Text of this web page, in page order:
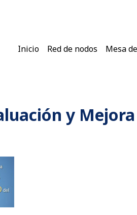
Main navigation
Inicio Red de nodos Mesa
y